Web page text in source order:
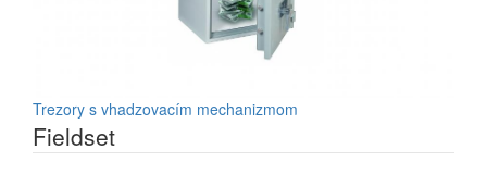
Trezory s vhadzovacím mechanizmom
Fieldset